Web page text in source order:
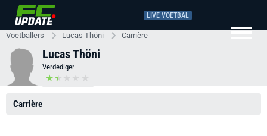
LIVE VOETBAL
Voetballers Lucas Thöni Carrière
Lucas Thöni
Verdediger
Carrière